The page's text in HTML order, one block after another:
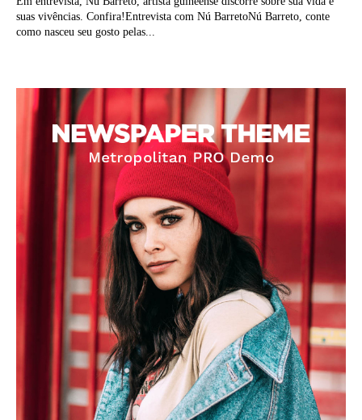
suas vivências. Confira!Entrevista com Nú BarretoNú Barreto, conte
como nasceu seu gosto pelas...